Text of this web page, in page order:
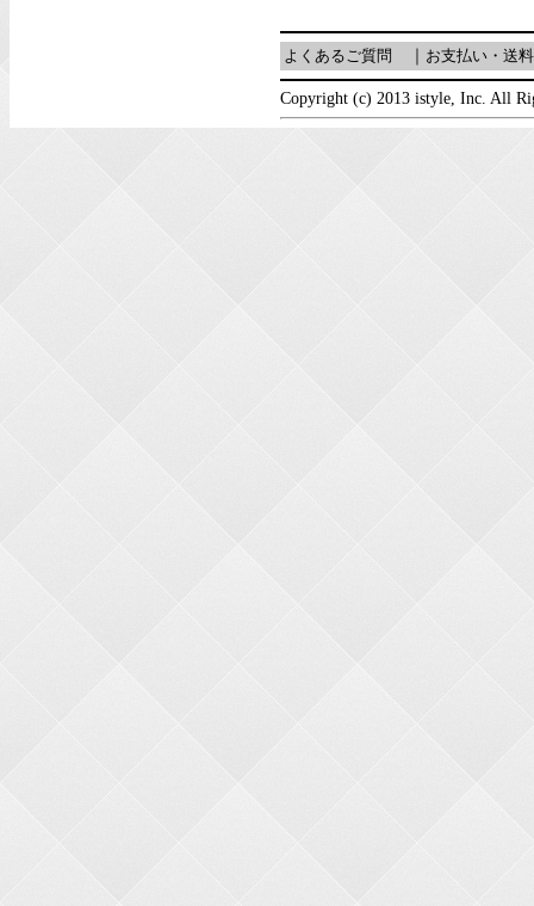
よくあるご質問 お支払い・送料
Copyright (c) 2013 istyle, Inc. All